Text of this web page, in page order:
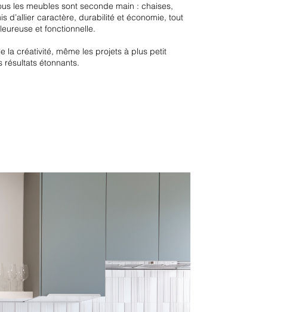
les meubles sont seconde main : chaises,
d’allier caractère, durabilité et économie, tout
et fonctionnelle.
la créativité, même les projets à plus petit
étonnants.